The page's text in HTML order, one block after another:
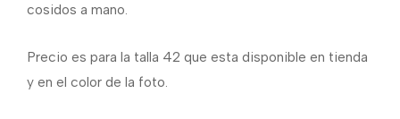
cosidos a mano.
Precio es para la talla 42 que esta disponible en tienda
y en el color de la foto.